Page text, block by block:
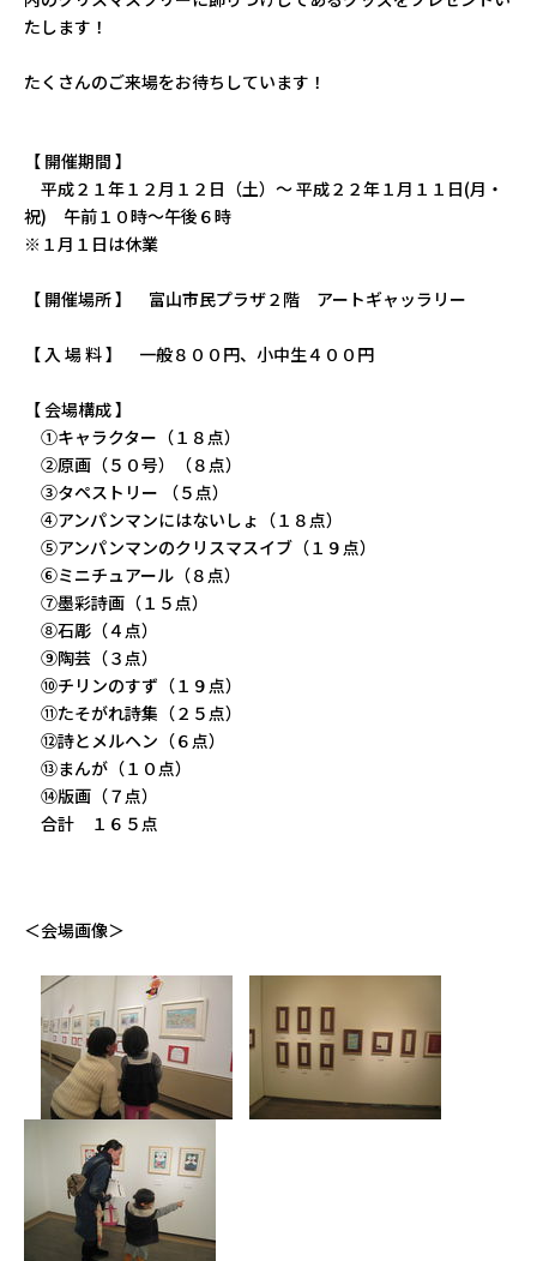
たします！
たくさんのご来場をお待ちしています！
【 開催期間 】
平成２１年１２月１２日（土）～ 平成２２年１月１１日(月・
祝) 午前１０時～午後６時
※１月１日は休業
【 開催場所 】 富山市民プラザ２階 アートギャッラリー
【 入 場 料 】 一般８００円、小中生４００円
【 会場構成 】
①キャラクター（１８点）
②原画（５０号）（８点）
③タペストリー （５点）
④アンパンマンにはないしょ（１８点）
⑤アンパンマンのクリスマスイブ（１９点）
⑥ミニチュアール（８点）
⑦墨彩詩画（１５点）
⑧石彫（４点）
⑨陶芸（３点）
⑩チリンのすず（１９点）
⑪たそがれ詩集（２５点）
⑫詩とメルヘン（６点）
⑬まんが（１０点）
⑭版画（７点）
合計 １６５点
＜会場画像＞